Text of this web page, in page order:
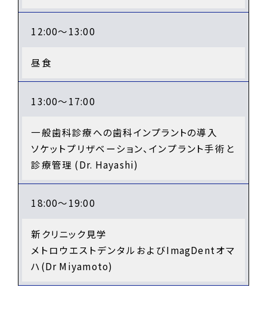
12:00～13:00
昼食
13:00～17:00
一般歯科診療への歯科インプラントの導入
ソケットプリザベーション、インプラント手術と
診療管理 (Dr. Hayashi)
18:00～19:00
新クリニック見学
メトロウエストデンタルおよびImagDentオマ
ハ(Dr Miyamoto)